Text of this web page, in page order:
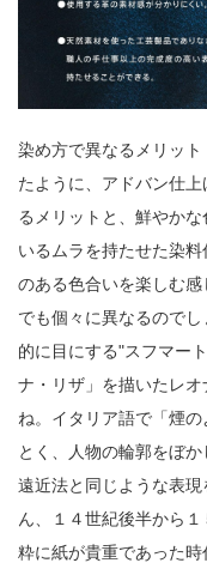
染め方で異なるメリッ
たように、アドバン仕
るメリットと、鮮やか
いるムラを持たせた染
のある色合いを楽しむ
でも個々に異なるので
的に目にする"スフマー
ナ・リザ」を描いたレ
ね。イタリア語で「煙
とく、人物の輪郭をぼ
遠近法と同じような表
ん、１４世紀後半から
粋に紙が貴重であった